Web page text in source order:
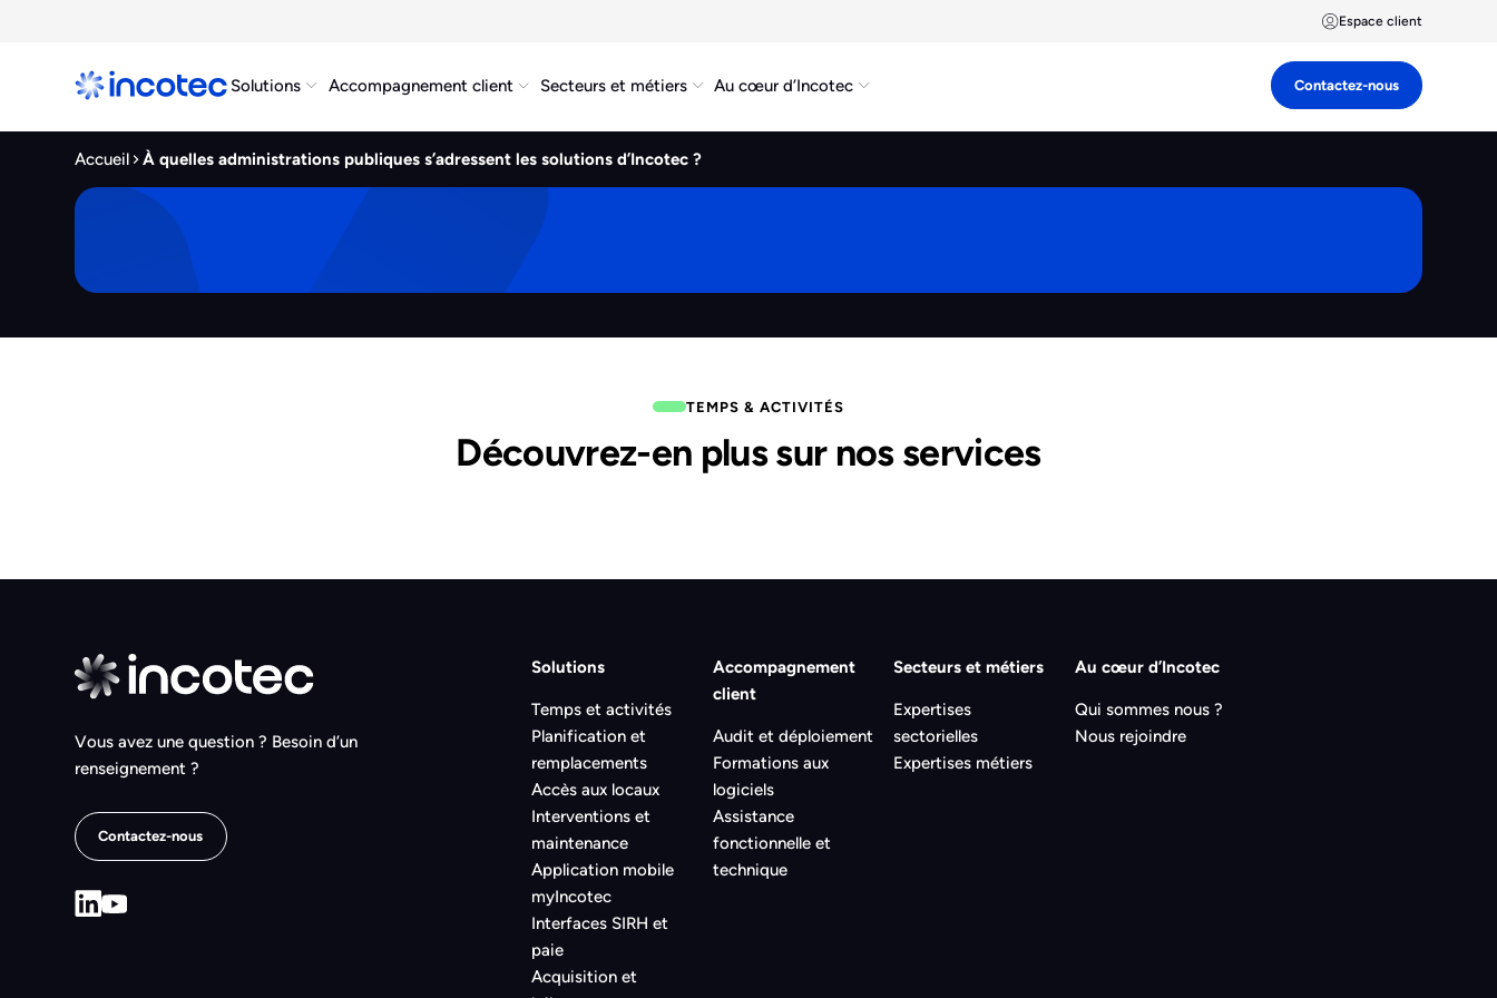
Espace client
Solutions Accompagnement client Secteurs et métiers Au cœur d’Incotec Contactez-nous
Accueil À quelles administrations publiques s’adressent les solutions d’Incotec ?
TEMPS & ACTIVITÉS
Découvrez-en plus sur nos services
Vous avez une question ? Besoin d’un
renseignement ?
Contactez-nous
Solutions
Temps et activités
Planification et
remplacements
Accès aux locaux
Interventions et
maintenance
Application mobile
myIncotec
Interfaces SIRH et
paie
Acquisition et
Accompagnement
client
Audit et déploiement
Formations aux
logiciels
Assistance
fonctionnelle et
technique
Secteurs et métiers
Expertises
sectorielles
Expertises métiers
Au cœur d’Incotec
Qui sommes nous ?
Nous rejoindre